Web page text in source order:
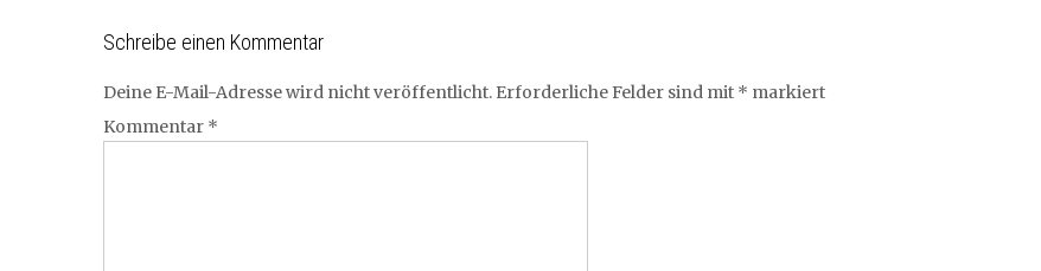
Schreibe einen Kommentar
Deine E-Mail-Adresse wird nicht veröffentlicht. Erforderliche Felder sind mit * markiert
Kommentar *